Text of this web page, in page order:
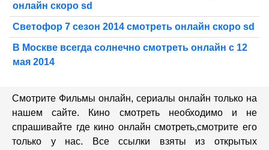
онлайн скоро sd
Светофор 7 сезон 2014 смотреть онлайн скоро sd
В Москве всегда солнечно смотреть онлайн с 12
мая 2014
Смотрите Фильмы онлайн, сериалы онлайн только на
нашем сайте. Кино смотреть необходимо и не
спрашивайте где кино онлайн смотреть,cмотрите его
только у нас. Все ссылки взяты из открытых